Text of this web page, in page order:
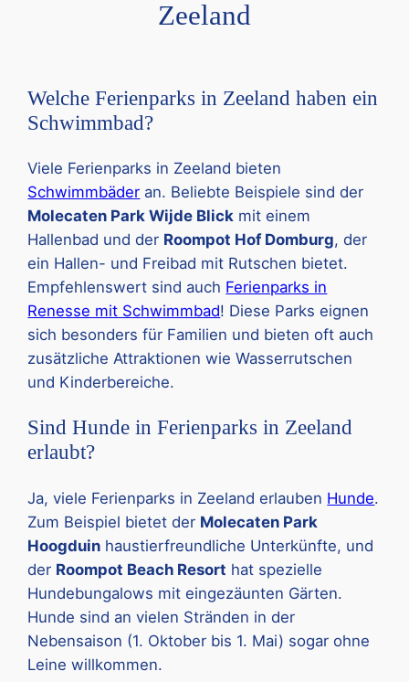
Zeeland
Welche Ferienparks in Zeeland haben ein
Schwimmbad?
Viele Ferienparks in Zeeland bieten
Schwimmbäder an. Beliebte Beispiele sind der
Molecaten Park Wijde Blick mit einem
Hallenbad und der Roompot Hof Domburg, der
ein Hallen- und Freibad mit Rutschen bietet.
Empfehlenswert sind auch Ferienparks in
Renesse mit Schwimmbad! Diese Parks eignen
sich besonders für Familien und bieten oft auch
zusätzliche Attraktionen wie Wasserrutschen
und Kinderbereiche.
Sind Hunde in Ferienparks in Zeeland
erlaubt?
Ja, viele Ferienparks in Zeeland erlauben Hunde.
Zum Beispiel bietet der Molecaten Park
Hoogduin haustierfreundliche Unterkünfte, und
der Roompot Beach Resort hat spezielle
Hundebungalows mit eingezäunten Gärten.
Hunde sind an vielen Stränden in der
Nebensaison (1. Oktober bis 1. Mai) sogar ohne
Leine willkommen.